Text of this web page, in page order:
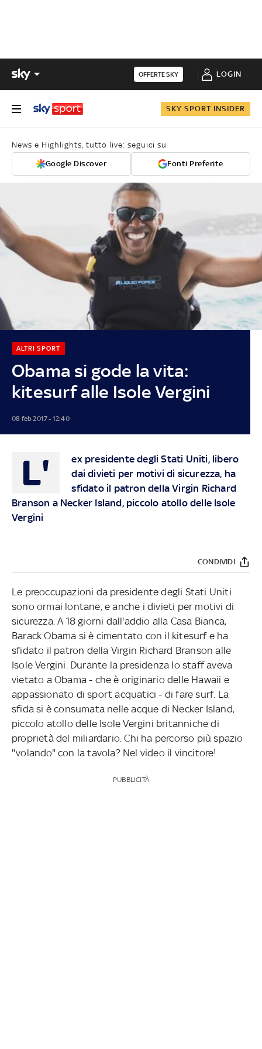
OFFERTE SKY LOGIN
SKY SPORT INSIDER
News e Highlights, tutto live: seguici su
Google Discover Fonti Preferite
Obama si gode la vita:
kitesurf alle Isole Vergini
ALTRI SPORT
08 feb 2017 - 12:40
L'
ex presidente degli Stati Uniti, libero
dai divieti per motivi di sicurezza, ha
sfidato il patron della Virgin Richard
Branson a Necker Island, piccolo atollo delle Isole
Vergini
CONDIVIDI
Le preoccupazioni da presidente degli Stati Uniti
sono ormai lontane, e anche i divieti per motivi di
sicurezza. A 18 giorni dall'addio alla Casa Bianca,
Barack Obama si è cimentato con il kitesurf e ha
sfidato il patron della Virgin Richard Branson alle
Isole Vergini. Durante la presidenza lo staff aveva
vietato a Obama - che è originario delle Hawaii e
appassionato di sport acquatici - di fare surf. La
sfida si è consumata nelle acque di Necker Island,
piccolo atollo delle Isole Vergini britanniche di
proprietà del miliardario. Chi ha percorso più spazio
"volando" con la tavola? Nel video il vincitore!
PUBBLICITÀ